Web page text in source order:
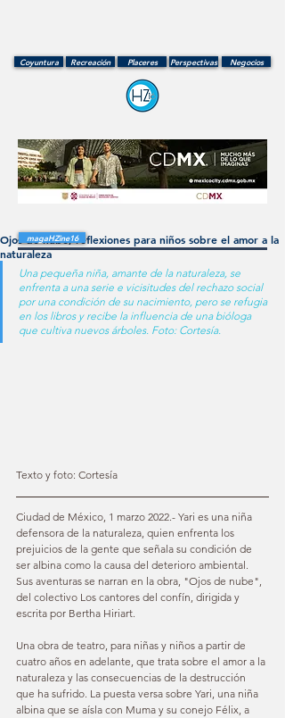
Coyuntura Recreación Placeres Negocios
Perspectivas
Ojos de nube, reflexiones para niños sobre el amor a la
naturaleza
Una pequeña niña, amante de la naturaleza, se
enfrenta a una serie e vicisitudes del rechazo social
por una condición de su nacimiento, pero se refugia
en los libros y recibe la influencia de una bióloga
que cultiva nuevos árboles. Foto: Cortesía.
Texto y foto: Cortesía
Ciudad de México, 1 marzo 2022.- Yari es una niña
defensora de la naturaleza, quien enfrenta los
prejuicios de la gente que señala su condición de
ser albina como la causa del deterioro ambiental.
Sus aventuras se narran en la obra, "Ojos de nube",
del colectivo Los cantores del confín, dirigida y
escrita por Bertha Hiriart.
Una obra de teatro, para niñas y niños a partir de
cuatro años en adelante, que trata sobre el amor a la
naturaleza y las consecuencias de la destrucción
que ha sufrido. La puesta versa sobre Yari, una niña
albina que se aísla con Muma y su conejo Félix, a
magaHZine16